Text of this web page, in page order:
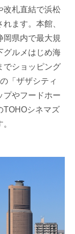
改札直結で浜松
ます。本館、
岡県内で最大規
グルメはじめ海
でショッピング
「ザザシティ
プやフードホー
TOHOシネマズ